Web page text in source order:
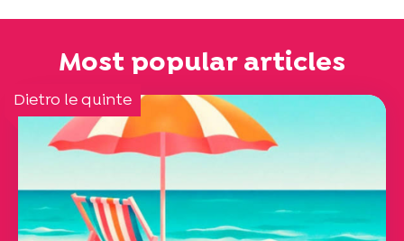
Most popular articles
Dietro le quinte